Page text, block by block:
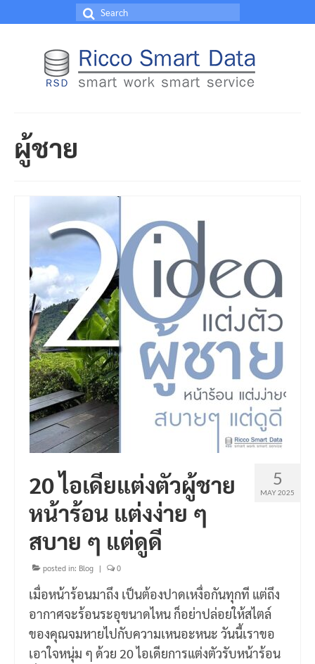
Search
ผู้ชาย
5
MAY 2025
20 ไอเดียแต่งตัวผู้ชาย
หน้าร้อน แต่งง่าย ๆ
สบาย ๆ แต่ดูดี
posted in: Blog | 0
เมื่อหน้าร้อนมาถึง เป็นต้องปาดเหงื่อกันทุกที แต่ถึง
อากาศจะร้อนระอุขนาดไหน ก็อย่าปล่อยให้สไตล์
ของคุณจมหายไปกับความเหนอะหนะ วันนี้เราขอ
เอาใจหนุ่ม ๆ ด้วย 20 ไอเดียการแต่งตัวรับหน้าร้อน